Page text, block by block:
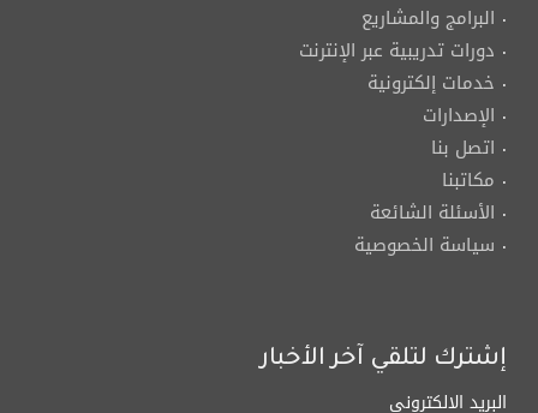
البرامج والمشاريع
دورات تدريبية عبر الإنترنت
خدمات إلكترونية
الإصدارات
اتصل بنا
مكاتبنا
الأسئلة الشائعة
سياسة الخصوصية
إشترك لتلقي آخر الأخبار
البريد الالكتروني